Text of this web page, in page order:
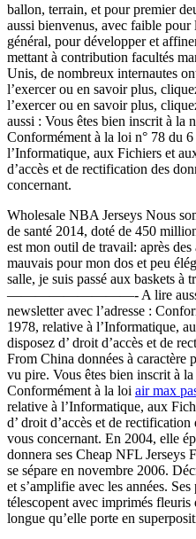
ballon, terrain, et pour premier
aussi bienvenus, avec faible pour
général, pour développer et
mettant à contribution facultés
Unis, de nombreux internautes
l’exercer ou en savoir plus,
l’exercer ou en savoir plus,
aussi : Vous êtes bien inscrit à la
Conformément à la loi n° 78 du
l’Informatique, aux Fichiers et
d’accès et de rectification des
concernant.
Wholesale NBA Jerseys Nous
de santé 2014, doté de 450
est mon outil de travail: après des
mauvais pour mon dos et peu
salle, je suis passé aux baskets à
—————————- A lire aussi :
newsletter avec l’adresse :
1978, relative à l’Informatique,
disposez d’ droit d’accès et de
From China données à caractère
vu pire. Vous êtes bien inscrit à la
Conformément à la loi air max
relative à l’Informatique, aux
d’ droit d’accès et de
vous concernant. En 2004, elle
donnera ses Cheap NFL Jerseys
se sépare en novembre 2006.
et s’amplifie avec les années.
télescopent avec imprimés fleuris
longue qu’elle porte en